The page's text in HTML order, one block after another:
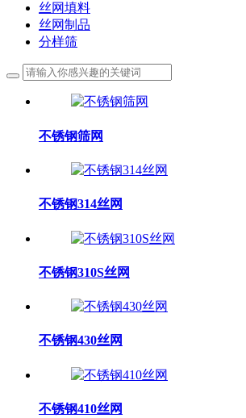
丝网填料
丝网制品
分样筛
不锈钢筛网
不锈钢314丝网
不锈钢310S丝网
不锈钢430丝网
不锈钢410丝网